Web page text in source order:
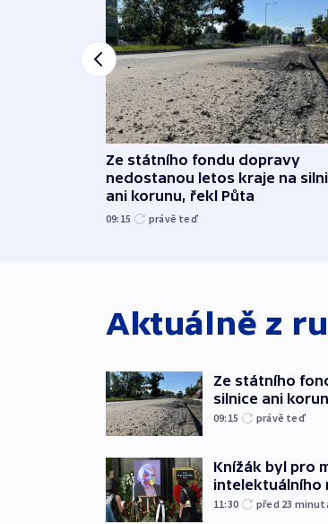
Ze státního fondu dopravy
nedostanou letos kraje na
ani korunu, řekl Půta
09:15 právě teď
Aktuálně z
Ze státního
silnice ani
09:15 právě teď
Knížák byl pro
intelektuálního
11:30 před 23